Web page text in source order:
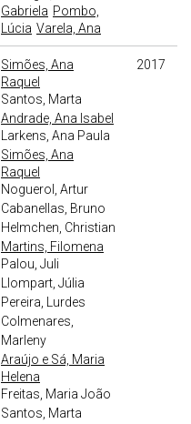
Gabriela Pombo,
Lúcia Varela, Ana
Simões, Ana
Raquel
Santos, Marta
Andrade, Ana Isabel
Larkens, Ana Paula
Simões, Ana
Raquel
Noguerol, Artur
Cabanellas, Bruno
Helmchen, Christian
Martins, Filomena
Palou, Juli
Llompart, Júlia
Pereira, Lurdes
Colmenares,
Marleny
Araújo e Sá, Maria
Helena
Freitas, Maria João
Santos, Marta
2017